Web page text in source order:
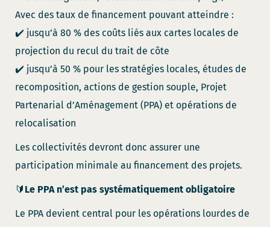
Avec des taux de financement pouvant atteindre :
✔️ jusqu’à 80 % des coûts liés aux cartes locales de
projection du recul du trait de côte
✔️ jusqu’à 50 % pour les stratégies locales, études de
recomposition, actions de gestion souple, Projet
Partenarial d’Aménagement (PPA) et opérations de
relocalisation
Les collectivités devront donc assurer une
participation minimale au financement des projets.
🔰 Le PPA n’est pas systématiquement obligatoire
Le PPA devient central pour les opérations lourdes de